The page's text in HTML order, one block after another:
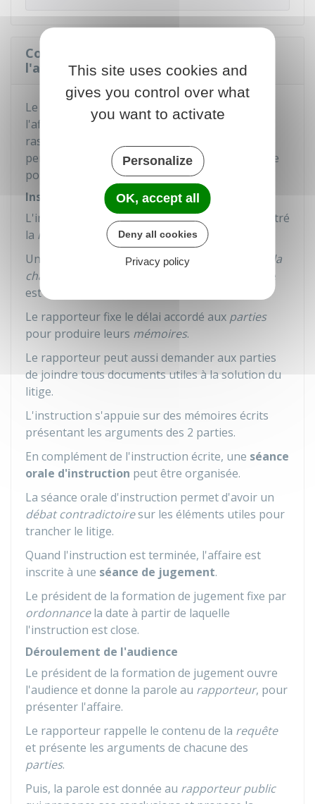
Comment le Conseil d'État juge-t-il
l'affaire en appel ?
Le Conseil d'État examine une nouvelle fois
l'affaire jugée par le tribunal administratif. Il
rassemble d'abord tous les éléments qui lui
permettent de décider, puis il tient une audience
pour juger l'affaire.
Instruction
L'instruction débute dès que legreffe
a enregistré
la requête
Un
est désigné par le
président de la
chambre
pour suivre l'instruction. Mais l'affaire
est étudiée par plusieurs
Le rapporteur fixe le délai accordé aux parties
pour produire leurs mémoires.
Le rapporteur peut aussi demander aux parties
de joindre tous documents utiles à la solution du
litige.
L'instruction s'appuie sur des mémoires écrits
présentant les arguments des 2 parties.
En complément de l'instruction écrite, une séance
orale d'instruction peut être organisée.
La séance orale d'instruction permet d'avoir un
débat contradictoiresur les éléments utiles pour
trancher le litige.
Quand l'instruction est terminée, l'affaire est
inscrite à une séance de jugement.
Le président de la formation de jugement fixe par
ordonnancela date à partir de laquelle
l'instruction est close.
Déroulement de l'audience
Le président de la formation de jugement ouvre
l'audience et donne la parole au rapporteur, pour
présenter l'affaire.
Le rapporteur rappelle le contenu de la requête
et présente les arguments de chacune des
parties.
Puis, la parole est donnée au rapporteur public
This site uses cookies and
gives you control over what
you want to activate
Personalize
OK, accept all
Deny all cookies
Privacy policy